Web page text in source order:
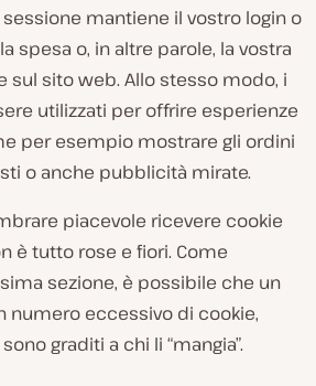
mantiene il vostro login o
spesa o, in altre parole, la vostra
sul sito web. Allo stesso modo, i
utilizzati per offrire esperienze
per esempio mostrare gli ordini
o anche pubblicità mirate.
piacevole ricevere cookie
è tutto rose e fiori. Come
sezione, è possibile che un
numero eccessivo di cookie,
graditi a chi li “mangia”.